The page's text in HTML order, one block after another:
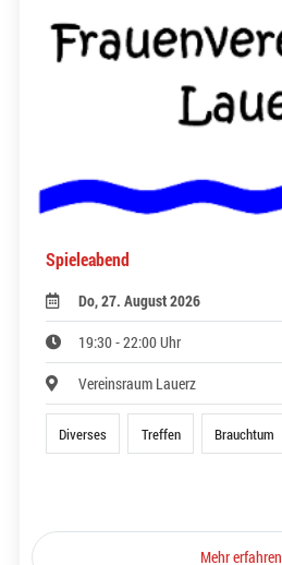
Spieleabend
Do, 27. August 2026
19:30 - 22:00 Uhr
Vereinsraum Lauerz
Diverses Treffen Brauchtum
Mehr erfahren